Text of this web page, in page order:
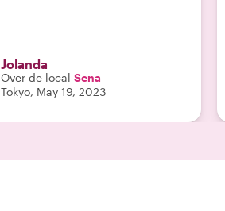
Jolanda
Over de local Sena
Tokyo, May 19, 2023